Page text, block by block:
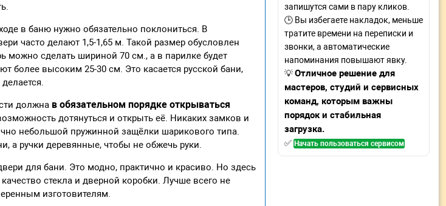
в баню нужно обязательно поклониться. В
часто делают 1,5-1,65 м. Такой размер обусловлен
можно сделать шириной 70 см., а в парилке будет
более высоким 25-30 см. Это касается русской бани,
должна в обязательном порядке открываться
дотянуться и открыть её. Никаких замков и
небольшой пружинной защёлки шарикового типа.
а ручки деревянные, чтобы не обжечь руки.
для бани. Это модно, практично и красиво. Но здесь
стекла и дверной коробки. Лучше всего не
изготовителям.
запишутся сами в пару кликов.
🕒 Вы избегаете накладок, меньше
тратите времени на переписки и
звонки, а автоматические
напоминания повышают явку.
💡Отличное решение для
мастеров, студий и сервисных
команд, которым важны
порядок и стабильная
загрузка.
✅ Начать пользоваться сервисом